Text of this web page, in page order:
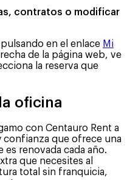
contratos o modificar
en el enlace Mi
de la página web, ve
la reserva que
oficina
con Centauro Rent a
confianza que ofrece una
renovada cada año.
que necesites al
total sin franquicia,